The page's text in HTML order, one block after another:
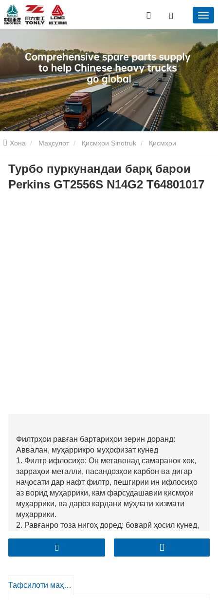
Хона Маҳсулот Қисмҳои Sinotruk Қисмҳои
редукторҳои Sinotruk Турбо пуркунандаи барқ ​​барои Perkins
GT2556S N14G2 T64801017
Турбо пуркунандаи барқ ​​барои
Perkins GT2556S N14G2 T64801017
Филтрҳои равған бартариҳои зерин доранд:
Аввалан, муҳаррикро муҳофизат кунед
1. Филтр ифлосиҳо: Он метавонад самаранок хок,
зарраҳои металлӣ, пасандозҳои карбон ва дигар
наҷосати дар нафт филтр, пешгирии ин ифлосиҳо
аз ворид муҳаррики, кам фарсудашавии қисмҳои
муҳаррики, ва дароз кардани мӯҳлати хизмати
муҳаррики.
2. Равғанро тоза нигоҳ доред: боварӣ ҳосил кунед,
он метавонад дар ҷараёни муомилоти дохилии
муҳаррик нақши молидан, хунуккунӣ, мӯҳр ва
Тафсилоти маҳсулот